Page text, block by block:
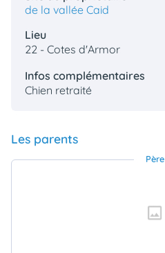
de la vallée Caid
Lieu
22 - Cotes d'Armor
Infos complémentaires
Chien retraité
Les parents
Père